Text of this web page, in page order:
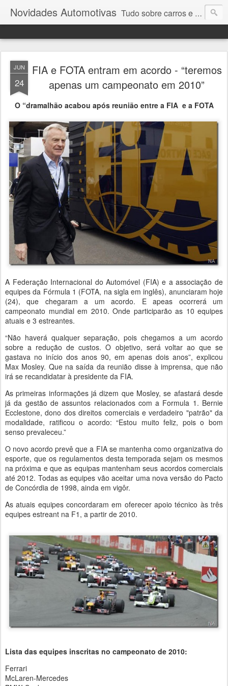
Novidades Automotivas Tudo sobre carros e motores
JUN
24
FIA e FOTA entram em acordo - “teremos
apenas um campeonato em 2010”
O “dramalhão acabou após reunião entre a FIA e a FOTA
A Federação Internacional do Automóvel (FIA) e a associação de
equipes da Fórmula 1 (FOTA, na sigla em inglês), anunciaram hoje
(24), que chegaram a um acordo. E apeas ocorrerá um
campeonato mundial em 2010. Onde participarão as 10 equipes
atuais e 3 estreantes.
“Não haverá qualquer separação, pois chegamos a um acordo
sobre a redução de custos. O objetivo, será voltar ao que se
gastava no início dos anos 90, em apenas dois anos”, explicou
Max Mosley. Que na saída da reunião disse à imprensa, que não
irá se recandidatar à presidente da FIA.
As primeiras informações já dizem que Mosley, se afastará desde
já da gestão de assuntos relacionados com a Formula 1. Bernie
Ecclestone, dono dos direitos comerciais e verdadeiro "patrão" da
modalidade, ratificou o acordo: “Estou muito feliz, pois o bom
senso prevaleceu.”
O novo acordo prevê que a FIA se mantenha como organizativa do
esporte, que os regulamentos desta temporada sejam os mesmos
na próxima e que as equipas mantenham seus acordos comerciais
até 2012. Todas as equipes vão aceitar uma nova versão do Pacto
de Concórdia de 1998, ainda em vigôr.
As atuais equipes concordaram em oferecer apoio técnico às três
equipes estreant na F1, a partir de 2010.
Lista das equipes inscritas no campeonato de 2010:
Ferrari
McLaren-Mercedes